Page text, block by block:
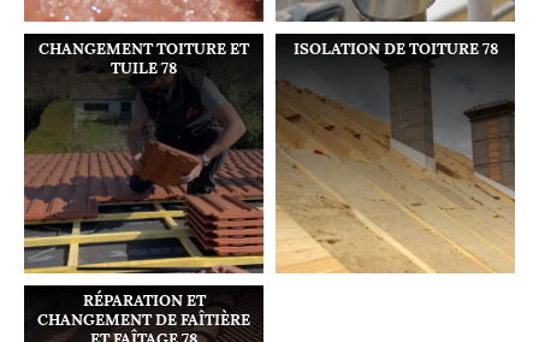
CHANGEMENT TOITURE ET
TUILE 78
ISOLATION DE TOITURE 78
RÉPARATION ET
CHANGEMENT DE FAÎTIÈRE